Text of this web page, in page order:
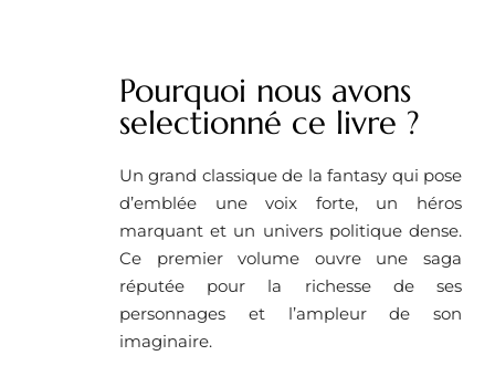
Pourquoi nous avons
selectionné ce livre ? ​
Un grand classique de la fantasy qui pose
d’emblée une voix forte, un héros
marquant et un univers politique dense.
Ce premier volume ouvre une saga
réputée pour la richesse de ses
personnages et l’ampleur de son
imaginaire.